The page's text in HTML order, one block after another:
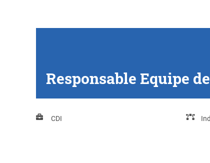
Responsable Equipe
CDI